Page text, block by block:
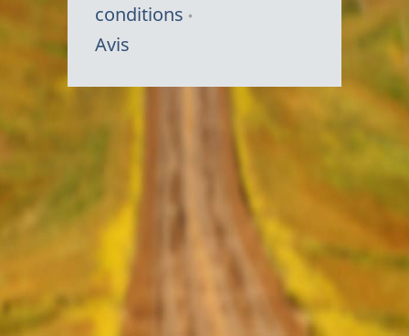
conditions
Avis
Symbole
Canada